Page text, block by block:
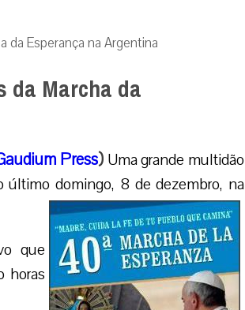
da Esperança na Argentina
da Marcha da
Press) Uma grande multidão
último domingo, 8 de dezembro, na
que
horas